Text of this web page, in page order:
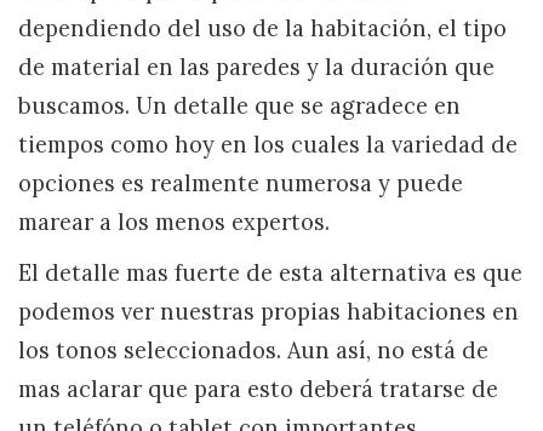
dependiendo del uso de la habitación, el tipo
de material en las paredes y la duración que
buscamos. Un detalle que se agradece en
tiempos como hoy en los cuales la variedad de
opciones es realmente numerosa y puede
marear a los menos expertos.
El detalle mas fuerte de esta alternativa es que
podemos ver nuestras propias habitaciones en
los tonos seleccionados. Aun así, no está de
mas aclarar que para esto deberá tratarse de